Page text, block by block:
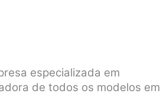
especializada em
de todos os modelos em